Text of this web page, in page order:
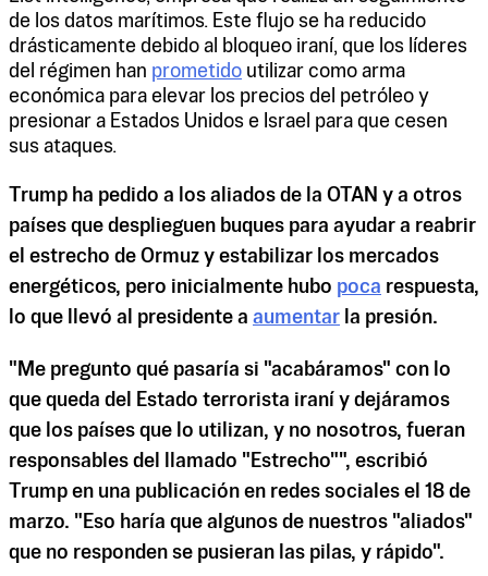
de los datos marítimos. Este flujo se ha reducido
drásticamente debido al bloqueo iraní, que los líderes
del régimen han prometido utilizar como arma
económica para elevar los precios del petróleo y
presionar a Estados Unidos e Israel para que cesen
sus ataques.
Trump ha pedido a los aliados de la OTAN y a otros
países que desplieguen buques para ayudar a reabrir
el estrecho de Ormuz y estabilizar los mercados
energéticos, pero inicialmente hubo poca respuesta,
lo que llevó al presidente a aumentar la presión.
"Me pregunto qué pasaría si "acabáramos" con lo
que queda del Estado terrorista iraní y dejáramos
que los países que lo utilizan, y no nosotros, fueran
responsables del llamado "Estrecho"", escribió
Trump en una publicación en redes sociales el 18 de
marzo. "Eso haría que algunos de nuestros "aliados"
que no responden se pusieran las pilas, y rápido".